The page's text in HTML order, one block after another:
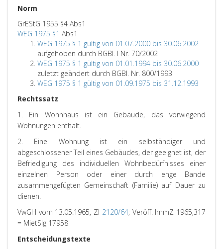
Norm
GrEStG 1955 §4 Abs1
WEG 1975 §1 Abs1
WEG 1975 § 1 gültig von 01.07.2000 bis 30.06.2002
aufgehoben durch BGBl. I Nr. 70/2002
WEG 1975 § 1 gültig von 01.01.1994 bis 30.06.2000
zuletzt geändert durch BGBl. Nr. 800/1993
WEG 1975 § 1 gültig von 01.09.1975 bis 31.12.1993
Rechtssatz
1. Ein Wohnhaus ist ein Gebäude, das vorwiegend
Wohnungen enthält.
2. Eine Wohnung ist ein selbständiger und
abgeschlossener Teil eines Gebäudes, der geeignet ist, der
Befriedigung des individuellen Wohnbedürfnisses einer
einzelnen Person oder einer durch enge Bande
zusammengefügten Gemeinschaft (Familie) auf Dauer zu
dienen.
VwGH vom 13.05.1965, Zl 2120/64; Veröff: ImmZ 1965,317
= MietSlg 17958
Entscheidungstexte